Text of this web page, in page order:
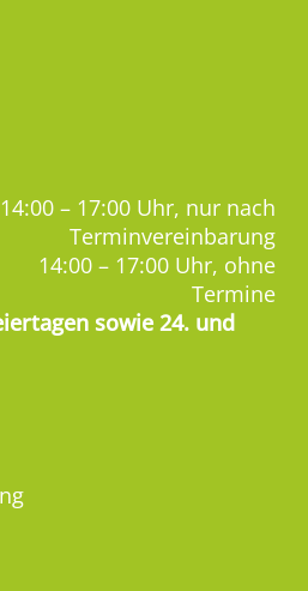
14:00 – 17:00 Uhr, nur nach
Terminvereinbarung
14:00 – 17:00 Uhr, ohne
Termine
sowie 24. und